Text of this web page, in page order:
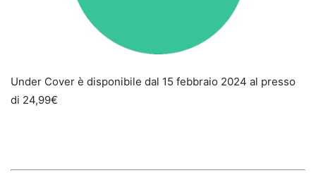
Under Cover è disponibile dal 15 febbraio 2024 al presso
di 24,99€